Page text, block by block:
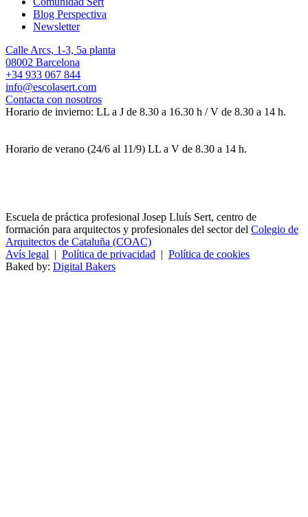
Blog Perspectiva
Newsletter
Calle Arcs, 1-3, 5a planta
08002 Barcelona
+34 933 067 844
info@escolasert.com
Contacta con nosotros
Horario de invierno: LL a J de 8.30 a 16.30 h / V de 8.30 a 14 h.
Horario de verano (24/6 al 11/9) LL a V de 8.30 a 14 h.
Escuela de práctica profesional Josep Lluís Sert, centro de
formación para arquitectos y profesionales del sector del Colegio de
Arquitectos de Cataluña (COAC)
Avís legal | Política de privacidad | Política de cookies
Baked by: Digital Bakers